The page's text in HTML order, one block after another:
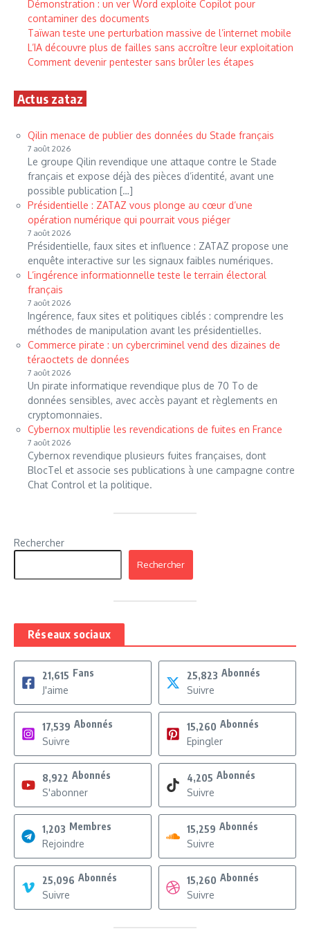
Démonstration : un ver Word exploite Copilot pour
contaminer des documents
Taïwan teste une perturbation massive de l’internet mobile
L’IA découvre plus de failles sans accroître leur exploitation
Comment devenir pentester sans brûler les étapes
Actus zataz
Qilin menace de publier des données du Stade français
7 août 2026
Le groupe Qilin revendique une attaque contre le Stade
français et expose déjà des pièces d’identité, avant une
possible publication […]
Présidentielle : ZATAZ vous plonge au cœur d’une
opération numérique qui pourrait vous piéger
7 août 2026
Présidentielle, faux sites et influence : ZATAZ propose une
enquête interactive sur les signaux faibles numériques.
L’ingérence informationnelle teste le terrain électoral
français
7 août 2026
Ingérence, faux sites et politiques ciblés : comprendre les
méthodes de manipulation avant les présidentielles.
Commerce pirate : un cybercriminel vend des dizaines de
téraoctets de données
7 août 2026
Un pirate informatique revendique plus de 70 To de
données sensibles, avec accès payant et règlements en
cryptomonnaies.
Cybernox multiplie les revendications de fuites en France
7 août 2026
Cybernox revendique plusieurs fuites françaises, dont
BlocTel et associe ses publications à une campagne contre
Chat Control et la politique.
Rechercher
Rechercher
Réseaux sociaux
21,615 Fans
J'aime
25,823 Abonnés
Suivre
17,539 Abonnés
Suivre
15,260 Abonnés
Epingler
8,922 Abonnés
S'abonner
4,205 Abonnés
Suivre
1,203 Membres
Rejoindre
15,259 Abonnés
Suivre
25,096 Abonnés
Suivre
15,260 Abonnés
Suivre